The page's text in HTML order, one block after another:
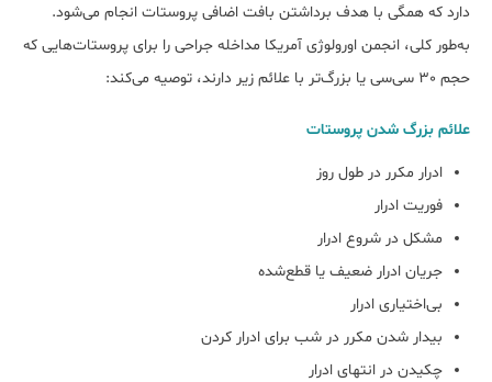
دارد که همگی با هدف برداشتن بافت اضافی پروستات انجام می‌شود.
به‌طور کلی، انجمن اورولوژی آمریکا مداخله جراحی را برای پروستات‌هایی که
حجم 30 سی‌سی یا بزرگ‌تر با علائم زیر دارند، توصیه می‌کند:
علائم بزرگ شدن پروستات
ادرار مکرر در طول روز
فوریت ادرار
مشکل در شروع ادرار
جریان ادرار ضعیف یا قطع‌شده
بی‌اختیاری ادرار
بیدار شدن مکرر در شب برای ادرار کردن
چکیدن در انتهای ادرار